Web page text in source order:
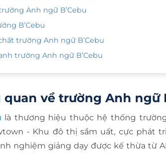
Anh ngữ B’Cebu
B’Cebu
trường Anh ngữ B’Cebu
trường Anh ngữ B’Cebu
về trường Anh ngữ
là thương hiệu thuộc hệ thống
- Khu đô thị sầm uất, cực phát
nghiệm giảng dạy được kế thừa từ